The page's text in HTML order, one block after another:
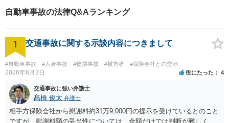
を図りながら納得の解決へと
導いてまいります。
自動車事故の法律Q&Aランキング
1 交通事故に関する示談内容につきまして
#自動車事故 #人身事故 #物損事故 #被害者 #保険会社との交渉
2026年8月3日 役にたった 4
交通事故に強い弁護士
髙橋 俊太 弁護士
相手方保険会社から慰謝料約31万9,000円の提示を受けているとのこと
ですが、慰謝料額の妥当性については、金額だけでは判断が難しく、